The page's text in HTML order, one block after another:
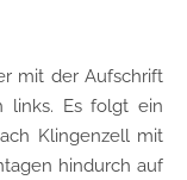
mit der Aufschrift
links. Es folgt ein
Klingenzell mit
hindurch auf